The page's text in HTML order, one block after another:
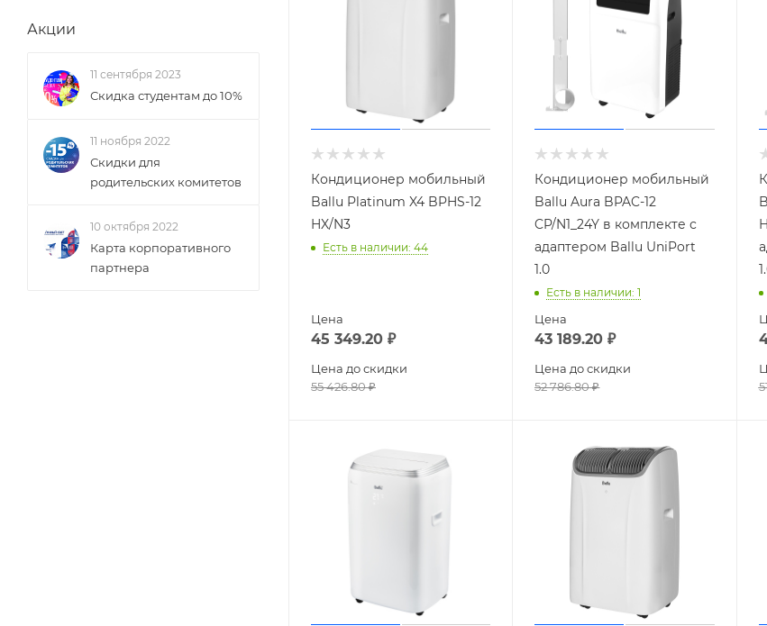
Кондиционер мобильный
Ballu Platinum X4 BPHS-12
HX/N3
Есть в наличии: 44
Цена
45 349.20 ₽
Цена до скидки
55 426.80₽
Кондиционер мобильный
Ballu Aura BPAC-12
CP/N1_24Y в комплекте с
адаптером Ballu UniPort
1.0
Есть в наличии: 1
Цена
43 189.20 ₽
Цена до скидки
52 786.80₽
Акции
11 сентября 2023
Скидка студентам до 10%
11 ноября 2022
Скидки для
родительских комитетов
10 октября 2022
Карта корпоративного
партнера